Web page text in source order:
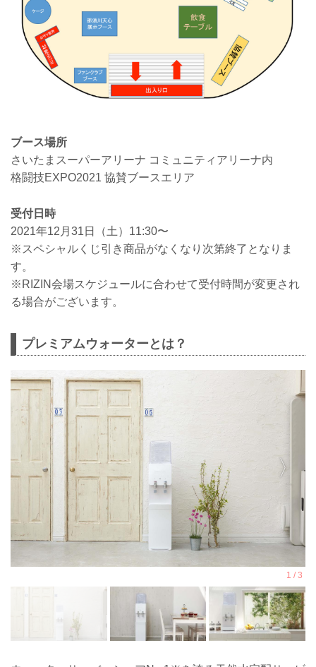
ブース場所
さいたまスーパーアリーナ コミュニティアリーナ内
格闘技EXPO2021 協賛ブースエリア
受付日時
2021年12月31日（土）11:30〜
※スペシャルくじ引き商品がなくなり次第終了となりま
す。
※RIZIN会場スケジュールに合わせて受付時間が変更され
る場合がございます。
プレミアムウォーターとは？